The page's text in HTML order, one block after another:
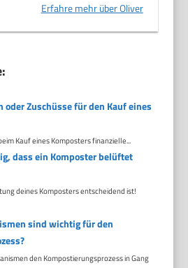
Erfahre mehr über Oliver
oder Zuschüsse für den Kauf eines
Kauf eines Komposters finanzielle...
dass ein Komposter belüftet
deines Komposters entscheidend ist!
sind wichtig für den
den Kompostierungsprozess in Gang